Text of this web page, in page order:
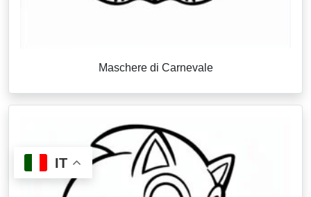
Maschere di Carnevale
IT